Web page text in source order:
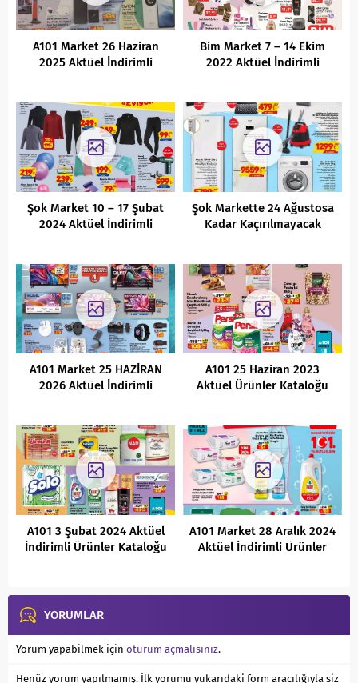
A101 Market 26 Haziran
2025 Aktüel İndirimli
Bim Market 7 – 14 Ekim
2022 Aktüel İndirimli
Şok Market 10 – 17 Şubat
2024 Aktüel İndirimli
Şok Markette 24 Ağustosa
Kadar Kaçırılmayacak
A101 Market 25 HAZİRAN
2026 Aktüel İndirimli
A101 25 Haziran 2023
Aktüel Ürünler Kataloğu
A101 3 Şubat 2024 Aktüel
İndirimli Ürünler Kataloğu
A101 Market 28 Aralık 2024
Aktüel İndirimli Ürünler
YORUMLAR
Yorum yapabilmek için oturum açmalısınız.
Henüz yorum yapılmamış. İlk yorumu yukarıdaki form aracılığıyla siz